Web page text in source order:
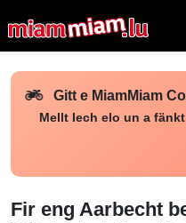
Gitt e MiamMiam
Mellt Iech elo un a
Fir eng Aarbecht